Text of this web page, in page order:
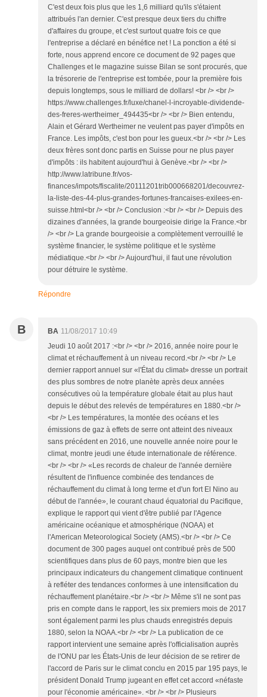
C'est deux fois plus que les 1,6 milliard qu'ils s'étaient
attribués l'an dernier. C'est presque deux tiers du chiffre
d'affaires du groupe, et c'est surtout quatre fois ce que
l'entreprise a déclaré en bénéfice net ! La ponction a été si
forte, nous apprend encore ce document de 92 pages que
Challenges et le magazine suisse Bilan se sont procurés, que
la trésorerie de l'entreprise est tombée, pour la première fois
depuis longtemps, sous le milliard de dollars! <br /> <br />
https://www.challenges.fr/luxe/chanel-l-incroyable-dividende-
des-freres-wertheimer_494435<br /> <br /> Bien entendu,
Alain et Gérard Wertheimer ne veulent pas payer d'impôts en
France. Les impôts, c'est bon pour les gueux.<br /> <br /> Les
deux frères sont donc partis en Suisse pour ne plus payer
d'impôts : ils habitent aujourd'hui à Genève.<br /> <br />
http://www.latribune.fr/vos-
finances/impots/fiscalite/20111201trib000668201/decouvrez-
la-liste-des-44-plus-grandes-fortunes-francaises-exilees-en-
suisse.html<br /> <br /> Conclusion :<br /> <br /> Depuis des
dizaines d'années, la grande bourgeoisie dirige la France.<br
/> <br /> La grande bourgeoisie a complètement verrouillé le
système financier, le système politique et le système
médiatique.<br /> <br /> Aujourd'hui, il faut une révolution
pour détruire le système.
Répondre
B BA 11/08/2017 10:49
Jeudi 10 août 2017 :<br /> <br /> 2016, année noire pour le
climat et réchauffement à un niveau record.<br /> <br /> Le
dernier rapport annuel sur «l'État du climat» dresse un portrait
des plus sombres de notre planète après deux années
consécutives où la température globale était au plus haut
depuis le début des relevés de températures en 1880.<br />
<br /> Les températures, la montée des océans et les
émissions de gaz à effets de serre ont atteint des niveaux
sans précédent en 2016, une nouvelle année noire pour le
climat, montre jeudi une étude internationale de référence.
<br /> <br /> «Les records de chaleur de l'année dernière
résultent de l'influence combinée des tendances de
réchauffement du climat à long terme et d'un fort El Nino au
début de l'année», le courant chaud équatorial du Pacifique,
explique le rapport qui vient d'être publié par l'Agence
américaine océanique et atmosphérique (NOAA) et
l'American Meteorological Society (AMS).<br /> <br /> Ce
document de 300 pages auquel ont contribué près de 500
scientifiques dans plus de 60 pays, montre bien que les
principaux indicateurs du changement climatique continuent
à refléter des tendances conformes à une intensification du
réchauffement planétaire.<br /> <br /> Même s'il ne sont pas
pris en compte dans le rapport, les six premiers mois de 2017
sont également parmi les plus chauds enregistrés depuis
1880, selon la NOAA.<br /> <br /> La publication de ce
rapport intervient une semaine après l'officialisation auprès
de l'ONU par les États-Unis de leur décision de se retirer de
l'accord de Paris sur le climat conclu en 2015 par 195 pays, le
président Donald Trump jugeant en effet cet accord «néfaste
pour l'économie américaine». <br /> <br /> Plusieurs